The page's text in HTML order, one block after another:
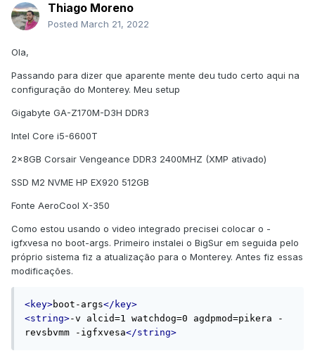
Thiago Moreno
Posted March 21, 2022
Ola,
Passando para dizer que aparente mente deu tudo certo aqui na
configuração do Monterey. Meu setup
Gigabyte GA-Z170M-D3H DDR3
Intel Core i5-6600T
2x8GB Corsair Vengeance DDR3 2400MHZ (XMP ativado)
SSD M2 NVME HP EX920 512GB
Fonte AeroCool X-350
Como estou usando o video integrado precisei colocar o -
igfxvesa no boot-args. Primeiro instalei o BigSur em seguida pelo
próprio sistema fiz a atualização para o Monterey. Antes fiz essas
modificações.
<key>boot-args</key>
<string>-v alcid=1 watchdog=0 agdpmod=pikera -
revsbvmm -igfxvesa</string>